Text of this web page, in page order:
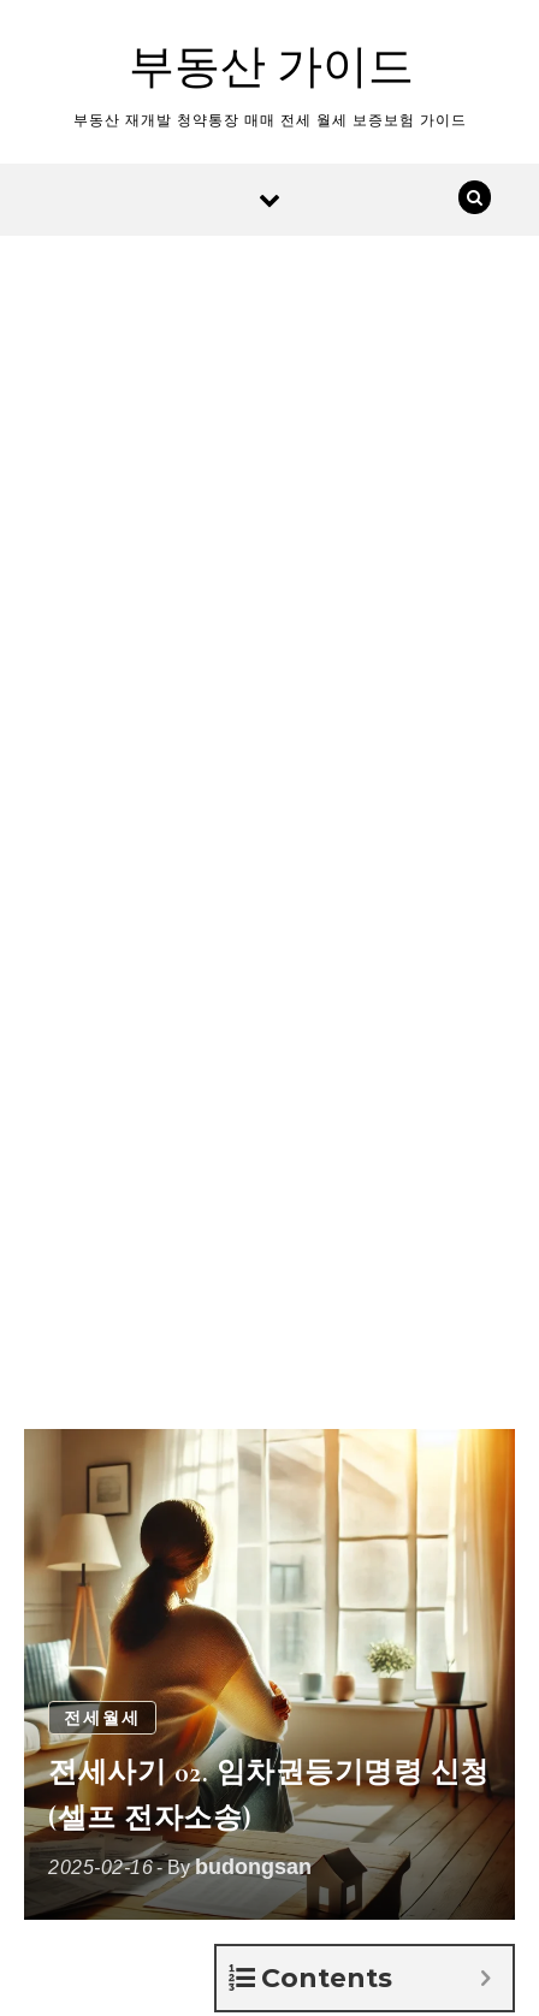
부동산 가이드
부동산 재개발 청약통장 매매 전세 월세 보증보험 가이드
전세월세
전세사기 02. 임차권등기명령 신청
(셀프 전자소송)
2025-02-16- Bybudongsan
Contents